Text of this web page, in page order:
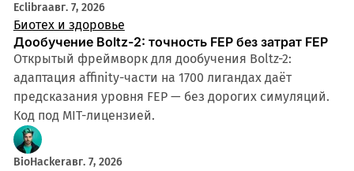
Eclibraавг. 7, 2026
Биотех и здоровье
Дообучение Boltz-2: точность FEP без затрат FEP
Открытый фреймворк для дообучения Boltz-2:
адаптация affinity-части на 1700 лигандах даёт
предсказания уровня FEP — без дорогих симуляций.
Код под MIT-лицензией.
BioHackerавг. 7, 2026